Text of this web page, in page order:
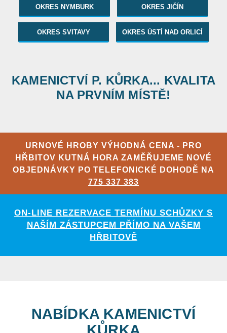
OKRES NYMBURK OKRES JIČÍN
OKRES SVITAVY OKRES ÚSTÍ NAD ORLICÍ
KAMENICTVÍ P. KŮRKA... KVALITA
NA PRVNÍM MÍSTĚ!
URNOVÉ HROBY VÝHODNÁ CENA - PRO
HŘBITOV KUTNÁ HORA ZAMĚŘUJEME NOVÉ
OBJEDNÁVKY PO TELEFONICKÉ DOHODĚ NA
775 337 383
ON-LINE REZERVACE TERMÍNU SCHŮZKY S
NAŠÍM ZÁSTUPCEM PŘÍMO NA VAŠEM
HŘBITOVĚ
NABÍDKA KAMENICTVÍ